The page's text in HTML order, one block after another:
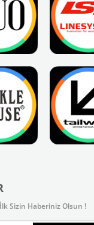
Sizin Haberiniz Olsun !